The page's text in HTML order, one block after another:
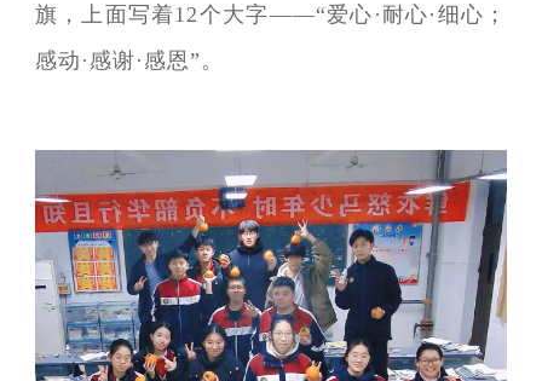
旗，上面写着12个大字——“爱心·耐心·细心；
感动·感谢·感恩”。